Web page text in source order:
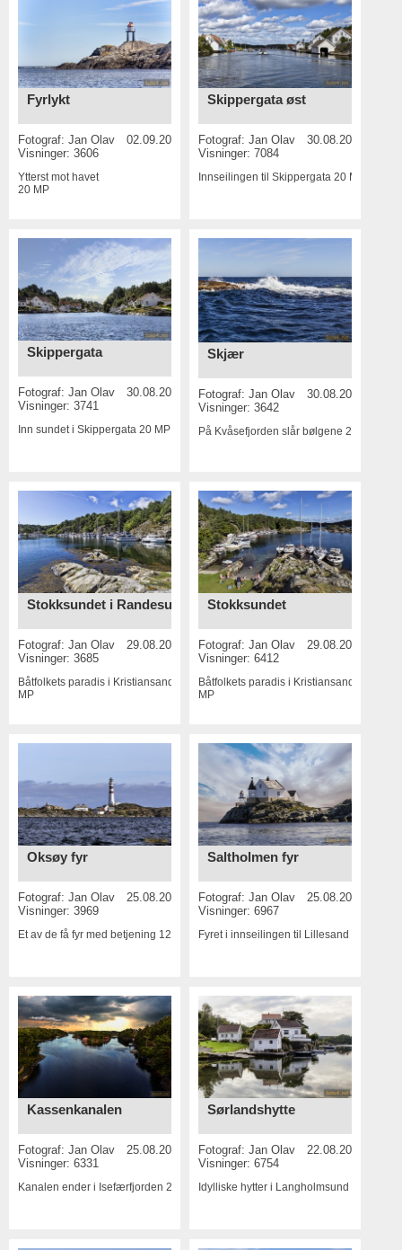
Fyrlykt
Fotograf: Jan Olav
02.09.2016
Visninger: 3606
Ytterst mot havet
20 MP
Skippergata øst
Fotograf:Jan Olav
30.08.2016
Visninger: 7084
Innseilingen til Skippergata20 MP
Skippergata
Fotograf: Jan Olav
30.08.2016
Visninger: 3741
Inn sundet i Skippergata 20 MP
Skjær
Fotograf:Jan Olav
30.08.2016
Visninger: 3642
På Kvåsefjorden slår bølgene20 MP
Stokksundet i Randesund
Fotograf: Jan Olav
29.08.2016
Visninger: 3685
Båtfolkets paradis i Kristiansand
MP
Stokksundet
Fotograf:Jan Olav
29.08.2016
Visninger: 6412
Båtfolkets paradis i Kristiansand
MP
Oksøy fyr
Fotograf: Jan Olav
25.08.2016
Visninger: 3969
Et av de få fyr med betjening 12 MP
Saltholmen fyr
Fotograf:Jan Olav
25.08.2016
Visninger: 6967
Fyret i innseilingen til Lillesand
Kassenkanalen
Fotograf: Jan Olav
25.08.2016
Visninger: 6331
Kanalen ender i Isefærfjorden 20 MP
Sørlandshytte
Fotograf:Jan Olav
22.08.2016
Visninger: 6754
Idylliske hytter i Langholmsund